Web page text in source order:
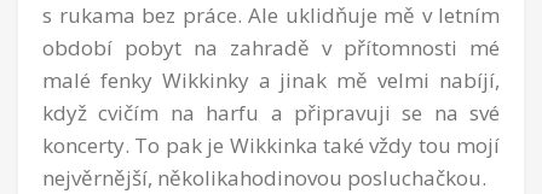
s rukama bez práce. Ale uklidňuje mě v letním
období pobyt na zahradě v přítomnosti mé
malé fenky Wikkinky a jinak mě velmi nabíjí,
když cvičím na harfu a připravuji se na své
koncerty. To pak je Wikkinka také vždy tou mojí
nejvěrnější, několikahodinovou posluchačkou.